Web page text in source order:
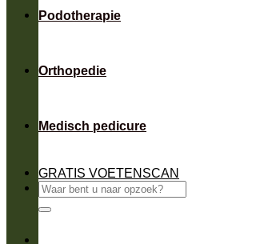
Podotherapie
Orthopedie
Medisch pedicure
GRATIS VOETENSCAN
Zoeken
naar: